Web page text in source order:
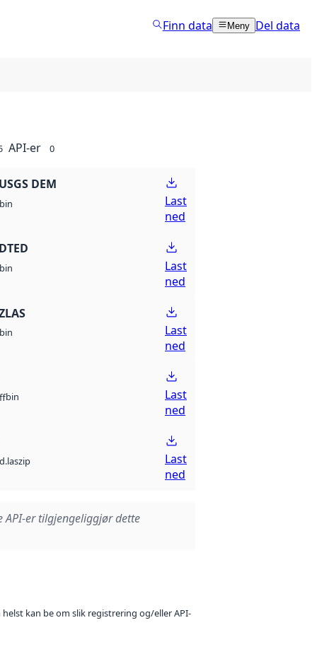
Finn data Meny Del data
API-er 0
DEM
bin
Last
ned
bin
Last
ned
bin
Last
ned
bin
Last
ned
Last
ned
API-er tilgjengeliggjør dette
kan be om slik registrering og/eller API-